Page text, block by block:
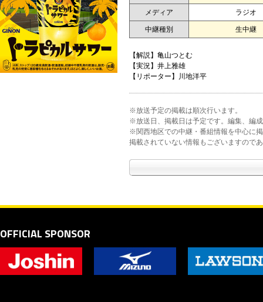
メディア ラジオ
中継種別 生中継
【解説】亀山つとむ
【実況】井上雅雄
【リポーター】川地洋平
※放送予定の掲載は順次行います。
※放送日、掲載日は予定です。編集、編
※関西地区での中継・番組情報を中心に
掲載されていない情報もございますので
OFFICIAL SPONSOR